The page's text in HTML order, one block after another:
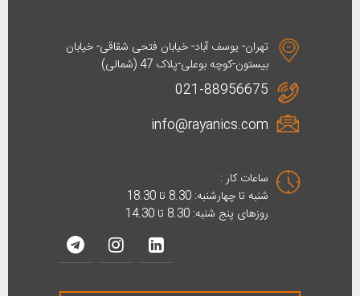
تهران- یوسف آباد- خیابان فتحی شقاقی- خیابان
بیستون-کوچه بوعلی-پلاک 47 (شمالی)
021-88956675
info@rayanics.com
ساعات کار :
شنبه تا چهارشنبه: 8.30 تا 18.30
روزهای پنج شنبه: 8.30 تا 14.30